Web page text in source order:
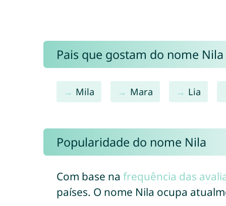
Pais que gostam do nome
Mila Mara Lia
Popularidade do nome Nila
Com base na frequência das
países. O nome Nila ocupa